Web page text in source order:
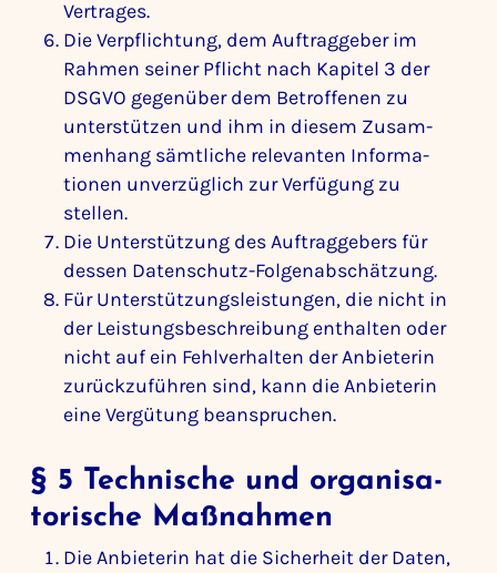
Vertrages.
Die Verpflich­tung, dem Auftrag­geber im
Rahmen seiner Pflicht nach Kapitel 3 der
DSGVO gegen­über dem Betrof­fenen zu
unter­stützen und ihm in diesem Zusam­
men­hang sämt­liche rele­vanten Infor­ma­
tionen unver­züg­lich zur Verfü­gung zu
stellen.
Die Unter­stüt­zung des Auftrag­ge­bers für
dessen Daten­schutz-Folgen­ab­schät­zung.
Für Unter­stüt­zungs­leis­tungen, die nicht in
der Leis­tungs­be­schrei­bung enthalten oder
nicht auf ein Fehl­ver­halten der Anbie­terin
zurück­zu­führen sind, kann die Anbie­terin
eine Vergü­tung bean­spru­chen.
§ 5 Tech­ni­sche und orga­ni­sa­
to­ri­sche Maßnahmen
Die Anbie­terin hat die Sicher­heit der Daten,